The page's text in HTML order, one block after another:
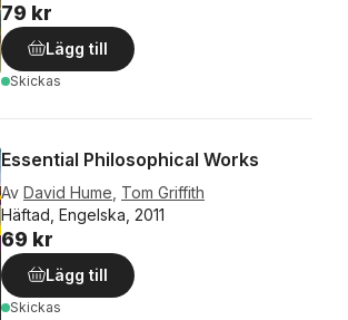
79 kr
Lägg till
Skickas
Essential Philosophical Works
Av David Hume Tom Griffith
Häftad, Engelska, 2011
69 kr
Lägg till
Skickas